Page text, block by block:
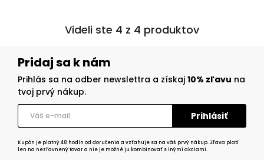
Videli ste 4 z 4 produktov
Pridaj sa k nám
Prihlás sa na odber newslettra a získaj 10% zľavu na
tvoj prvý nákup.
Kupón je platný 48 hodín od doručenia a vzťahuje sa na váš prvý nákup. Zľava platí
len na nezľavnený tovar a nie je možné ju kombinovať s inými akciami.